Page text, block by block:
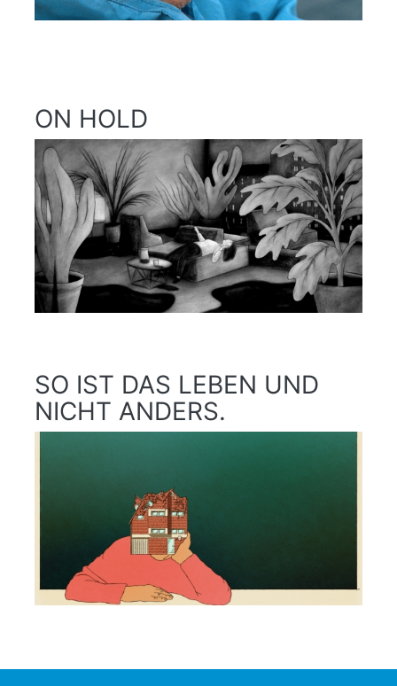
ON HOLD
SO IST DAS LEBEN UND
NICHT ANDERS.